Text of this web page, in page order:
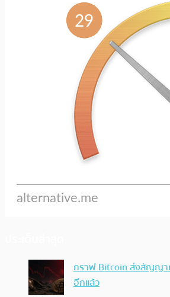
กราฟ Bitcoin ส่งสัญญา
อีกแล้ว